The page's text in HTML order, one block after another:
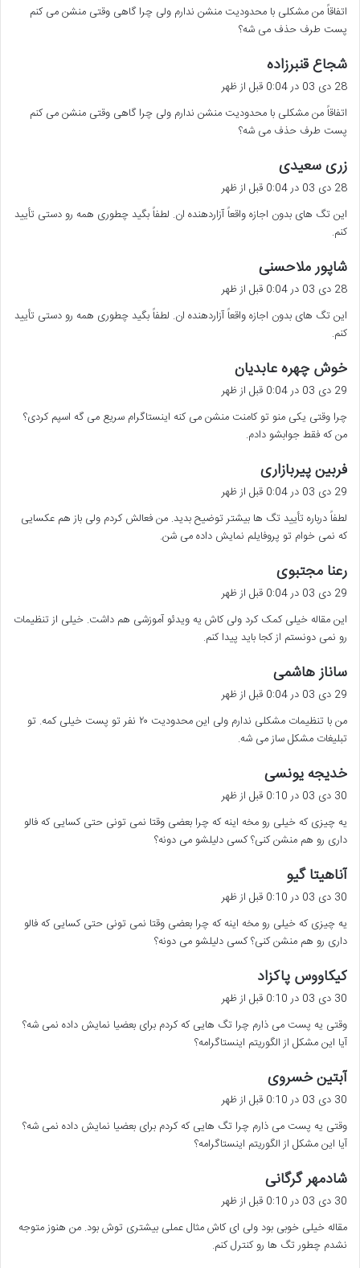
:
اتفاقاً من مشکلی با محدودیت منشن ندارم ولی چرا گاهی وقتی منشن می کنم
پست طرف حذف می شه؟
شجاع قنبرزاده
ف
:
28 دی 03 در 0:04 قبل از ظهر
اتفاقاً من مشکلی با محدودیت منشن ندارم ولی چرا گاهی وقتی منشن می کنم
پست طرف حذف می شه؟
زری سعیدی
ف
:
28 دی 03 در 0:04 قبل از ظهر
این تگ های بدون اجازه واقعاً آزاردهنده ان. لطفاً بگید چطوری همه رو دستی تأیید
کنم.
شاپور ملاحسنی
ف
ت
:
28 دی 03 در 0:04 قبل از ظهر
این تگ های بدون اجازه واقعاً آزاردهنده ان. لطفاً بگید چطوری همه رو دستی تأیید
کنم.
خوش چهره عابدیان
ف
ت
:
29 دی 03 در 0:04 قبل از ظهر
چرا وقتی یکی منو تو کامنت منشن می کنه اینستاگرام سریع می گه اسپم کردی؟
من که فقط جوابشو دادم.
فربین پیربازاری
ف
ت
:
29 دی 03 در 0:04 قبل از ظهر
لطفاً درباره تأیید تگ ها بیشتر توضیح بدید. من فعالش کردم ولی باز هم عکسایی
که نمی خوام تو پروفایلم نمایش داده می شن.
رعنا مجتبوی
ف
:
29 دی 03 در 0:04 قبل از ظهر
این مقاله خیلی کمک کرد ولی کاش یه ویدئو آموزشی هم داشت. خیلی از تنظیمات
رو نمی دونستم از کجا باید پیدا کنم.
ساناز هاشمی
ف
:
29 دی 03 در 0:04 قبل از ظهر
من با تنظیمات مشکلی ندارم ولی این محدودیت ۲۰ نفر تو پست خیلی کمه. تو
تبلیغات مشکل ساز می شه.
خدیجه یونسی
ف
:
30 دی 03 در 0:10 قبل از ظهر
یه چیزی که خیلی رو مخه اینه که چرا بعضی وقتا نمی تونی حتی کسایی که فالو
داری رو هم منشن کنی؟ کسی دلیلشو می دونه؟
آناهیتا گیو
ف
:
30 دی 03 در 0:10 قبل از ظهر
یه چیزی که خیلی رو مخه اینه که چرا بعضی وقتا نمی تونی حتی کسایی که فالو
داری رو هم منشن کنی؟ کسی دلیلشو می دونه؟
کیکاووس پاکزاد
ف
ت
:
30 دی 03 در 0:10 قبل از ظهر
وقتی یه پست می ذارم چرا تگ هایی که کردم برای بعضیا نمایش داده نمی شه؟
آیا این مشکل از الگوریتم اینستاگرامه؟
آبتین خسروی
ف
:
30 دی 03 در 0:10 قبل از ظهر
وقتی یه پست می ذارم چرا تگ هایی که کردم برای بعضیا نمایش داده نمی شه؟
آیا این مشکل از الگوریتم اینستاگرامه؟
شادمهر گرگانی
ف
:
30 دی 03 در 0:10 قبل از ظهر
مقاله خیلی خوبی بود ولی ای کاش مثال عملی بیشتری توش بود. من هنوز متوجه
نشدم چطور تگ ها رو کنترل کنم.